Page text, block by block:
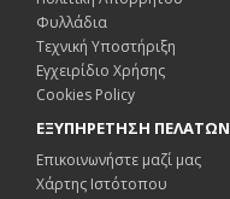
Φυλλάδια
Τεχνική Υποστήριξη
Εγχειρίδιο Χρήσης
Cookies Policy
ΕΞΥΠΗΡΕΤΗΣΗ ΠΕΛΑΤΩΝ
Επικοινωνήστε μαζί μας
Χάρτης Ιστότοπου